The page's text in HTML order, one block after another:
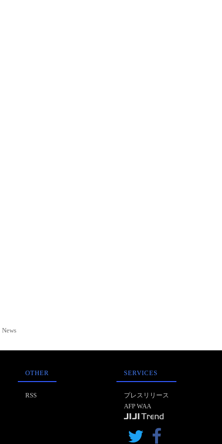
OTHER
RSS
SERVICES
プレスリリース
AFP WAA